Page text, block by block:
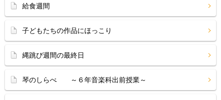
給食週間
子どもたちの作品にほっこり
縄跳び週間の最終日
琴のしらべ ～６年音楽科出前授業～